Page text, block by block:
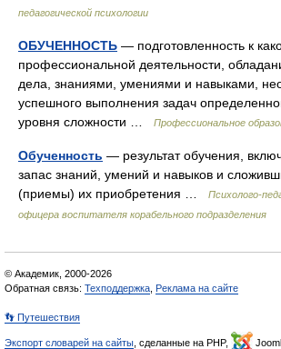
педагогической психологии
ОБУЧЕННОСТЬ — подготовленность к
профессиональной деятельности,
дела, знаниями, умениями и навыками,
успешного выполнения задач
уровня сложности …
Профессиональное
Обученность — результат обучения,
запас знаний, умений и навыков и
(приемы) их приобретения …
Психолого-
офицера воспитателя корабельного подразделения
© Академик, 2000-2026
Обратная связь: Техподдержка Реклама на сайте
👣 Путешествия
Экспорт словарей на сайты , сделанные на PHP,